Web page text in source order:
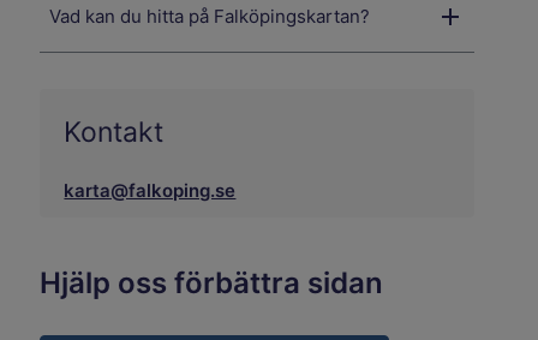
Vad kan du hitta på Falköpingskartan?
Kontakt
karta@falkoping.se
Hjälp oss förbättra sidan